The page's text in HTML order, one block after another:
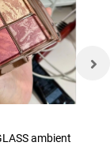
ambient